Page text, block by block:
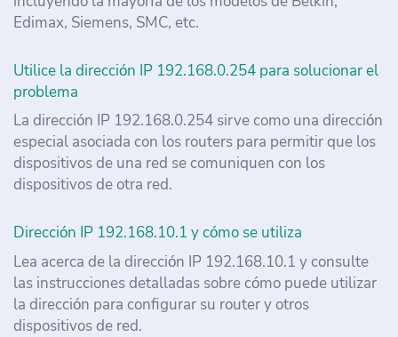
Edimax, Siemens, SMC, etc.
Utilice la dirección IP 192.168.0.254 para solucionar el
problema
La dirección IP 192.168.0.254 sirve como una dirección
especial asociada con los routers para permitir que los
dispositivos de una red se comuniquen con los
dispositivos de otra red.
Dirección IP 192.168.10.1 y cómo se utiliza
Lea acerca de la dirección IP 192.168.10.1 y consulte
las instrucciones detalladas sobre cómo puede utilizar
la dirección para configurar su router y otros
dispositivos de red.